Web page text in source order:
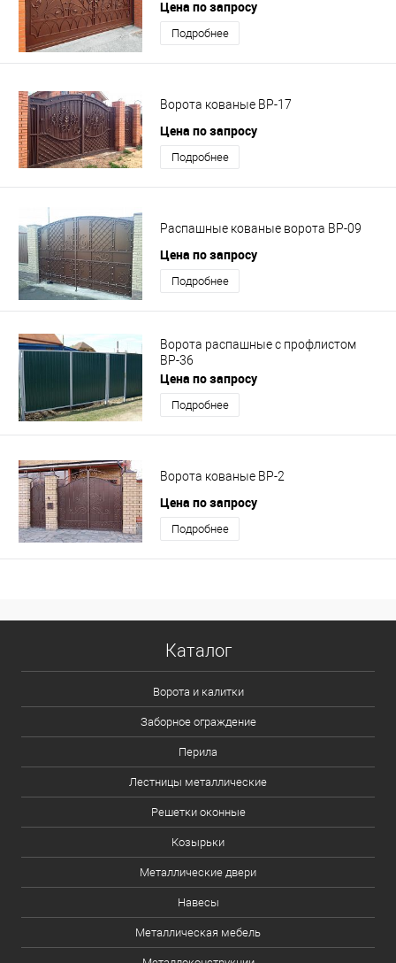
Цена по запросу
Подробнее
Ворота кованые ВР-17
Цена по запросу
Подробнее
Распашные кованые ворота ВР-09
Цена по запросу
Подробнее
Ворота распашные с профлистом
ВР-36
Цена по запросу
Подробнее
Ворота кованые ВР-2
Цена по запросу
Подробнее
Каталог
Ворота и калитки
Заборное ограждение
Перила
Лестницы металлические
Решетки оконные
Козырьки
Металлические двери
Навесы
Металлическая мебель